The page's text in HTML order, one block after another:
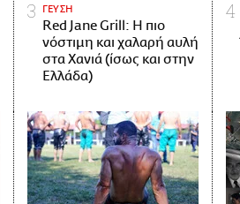
ΓΕΥΣΗ
Red Jane Grill: Η πιο
νόστιμη και χαλαρή αυλή
στα Χανιά (ίσως και στην
Ελλάδα)